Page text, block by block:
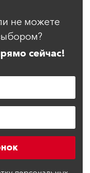
не можете
сейчас!